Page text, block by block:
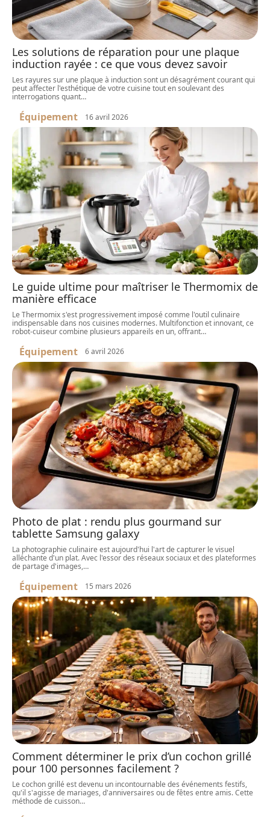
Les solutions de réparation pour une plaque
induction rayée : ce que vous devez savoir
Les rayures sur une plaque à induction sont un désagrément courant qui
peut affecter l'esthétique de votre cuisine tout en soulevant des
interrogations quant…
Équipement 16 avril 2026
Le guide ultime pour maîtriser le Thermomix de
manière efficace
Le Thermomix s'est progressivement imposé comme l'outil culinaire
indispensable dans nos cuisines modernes. Multifonction et innovant, ce
robot-cuiseur combine plusieurs appareils en un, offrant…
Équipement 6 avril 2026
Photo de plat : rendu plus gourmand sur
tablette Samsung galaxy
La photographie culinaire est aujourd'hui l'art de capturer le visuel
alléchante d'un plat. Avec l'essor des réseaux sociaux et des plateformes
de partage d'images,…
Équipement 15 mars 2026
Comment déterminer le prix d’un cochon grillé
pour 100 personnes facilement ?
Le cochon grillé est devenu un incontournable des événements festifs,
qu'il s'agisse de mariages, d'anniversaires ou de fêtes entre amis. Cette
méthode de cuisson…